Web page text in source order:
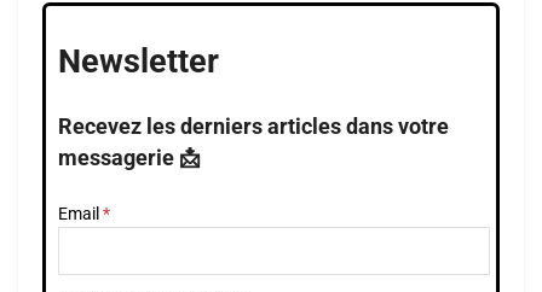
Newsletter
Recevez les derniers articles dans votre
messagerie 📩
Email